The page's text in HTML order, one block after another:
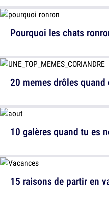
20 memes drôles
15 raisons de partir en
Pourquoi les chats
10 galères quand tu es